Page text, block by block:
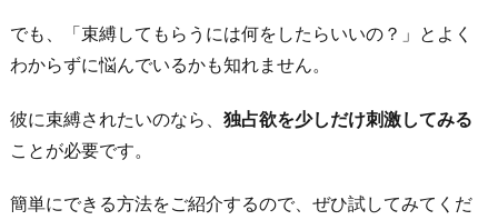
でも、「束縛してもらうには何をしたらいいの？」とよく
わからずに悩んでいるかも知れません。
彼に束縛されたいのなら、 独占欲を少しだけ刺激してみる
ことが必要です。
簡単にできる方法をご紹介するので、ぜひ試してみてくだ